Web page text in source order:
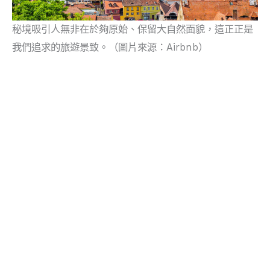
秘境吸引人無非在於夠原始、保留大自然面貌，這正正是
我們追求的旅遊景致。（圖片來源：Airbnb）